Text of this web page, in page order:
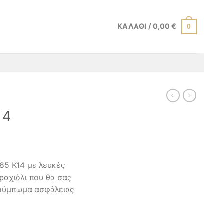
ΚΑΛΆΘΙ / 0,00€ 0
K14 με λευκές
που θα σας
ασφάλειας